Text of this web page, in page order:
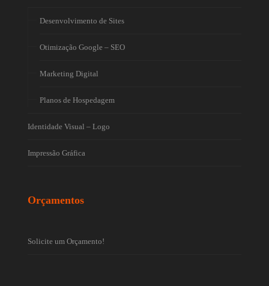
Desenvolvimento de Sites
Otimização Google – SEO
Marketing Digital
Planos de Hospedagem
Identidade Visual – Logo
Impressão Gráfica
Orçamentos
Solicite um Orçamento!